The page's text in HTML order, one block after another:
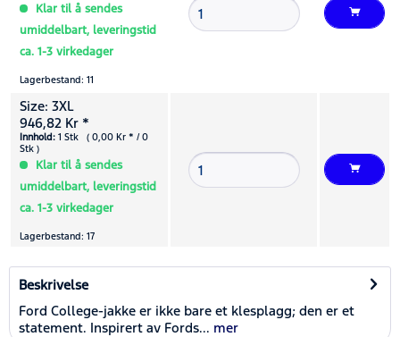
Klar til å sendes
umiddelbart, leveringstid
ca. 1-3 virkedager
Lagerbestand: 11
Size: 3XL
946,82 Kr *
Innhold: 1 Stk ( 0,00 Kr * / 0
Stk )
Klar til å sendes
umiddelbart, leveringstid
ca. 1-3 virkedager
Lagerbestand: 17
Beskrivelse
Ford College-jakke er ikke bare et klesplagg; den er et
statement. Inspirert av Fords... mer